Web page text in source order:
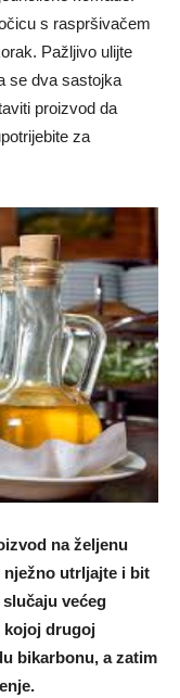
s raspršivačem
Pažljivo ulijte
se dva sastojka
proizvod da
za
na željenu
utrljajte i bit
većeg
kojoj drugoj
bikarbonu, a zatim